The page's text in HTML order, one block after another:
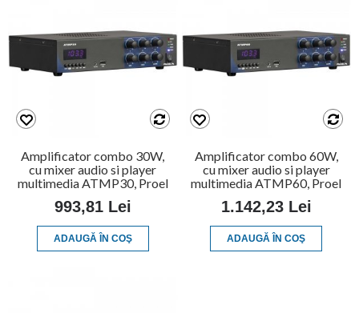
Amplificator combo 30W,
cu mixer audio si player
multimedia ATMP30, Proel
993,81 Lei
ADAUGĂ ÎN COŞ
Amplificator combo 60W,
cu mixer audio si player
multimedia ATMP60, Proel
1.142,23 Lei
ADAUGĂ ÎN COŞ